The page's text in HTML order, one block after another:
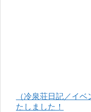
（冷泉荘日記／イ
たしました！